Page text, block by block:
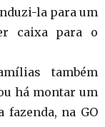
la para um
caixa para o
também
há montar um
fazenda, na GO